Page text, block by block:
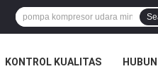
KONTROL KUALITAS